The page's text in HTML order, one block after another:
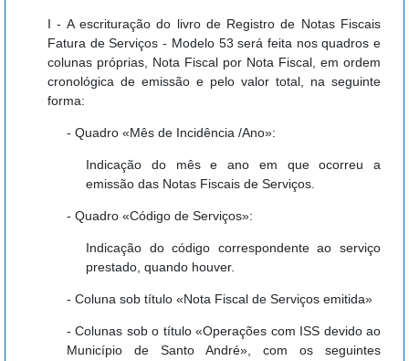
I - A escrituração do livro de Registro de Notas Fiscais
Fatura de Serviços - Modelo 53 será feita nos quadros e
colunas próprias, Nota Fiscal por Nota Fiscal, em ordem
cronológica de emissão e pelo valor total, na seguinte
forma:
- Quadro «Mês de Incidência /Ano»:
Indicação do mês e ano em que ocorreu a
emissão das Notas Fiscais de Serviços.
- Quadro «Código de Serviços»:
Indicação do código correspondente ao serviço
prestado, quando houver.
- Coluna sob título «Nota Fiscal de Serviços emitida»
- Colunas sob o título «Operações com ISS devido ao
Município de Santo André», com os seguintes